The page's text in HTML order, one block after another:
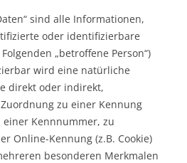
sind alle Informationen,
oder identifizierbare
„betroffene Person“)
wird eine natürliche
direkt oder indirekt,
zu einer Kennung
Kennnummer, zu
Online-Kennung (z.B. Cookie)
besonderen Merkmalen